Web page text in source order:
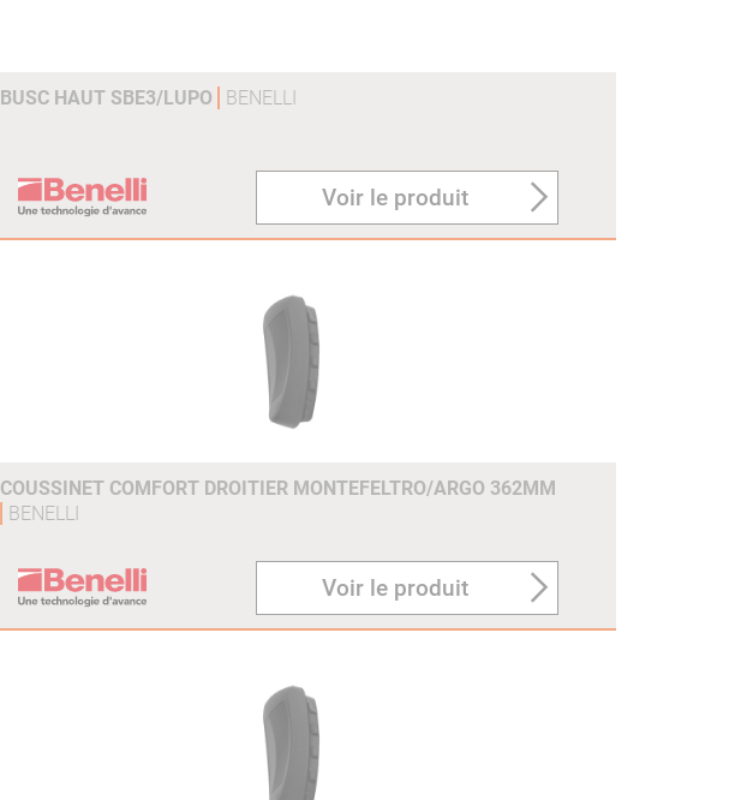
BUSC HAUT SBE3/LUPO BENELLI
Voir le produit
COUSSINET COMFORT DROITIER MONTEFELTRO/ARGO 362MM
BENELLI
Voir le produit